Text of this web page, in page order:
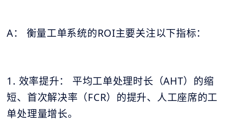
A： 衡量工单系统的ROI主要关注以下指标：
1. 效率提升： 平均工单处理时长（AHT）的缩
短、首次解决率（FCR）的提升、人工座席的工
单处理量增长。